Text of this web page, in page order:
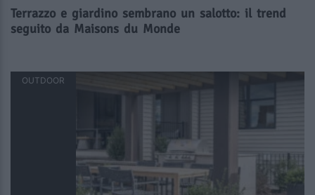
Terrazzo e giardino sembrano un salotto: il trend
seguito da Maisons du Monde
OUTDOOR